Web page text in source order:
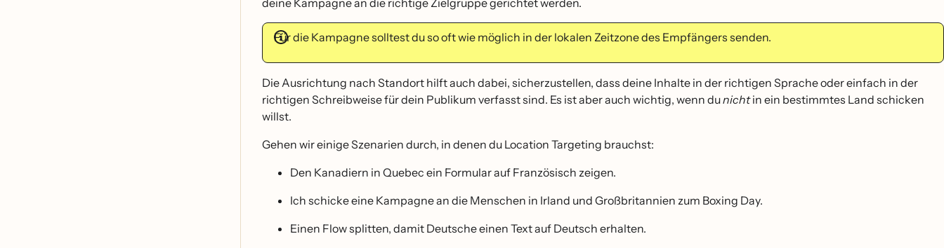
Für die Kampagne solltest du so oft wie möglich in der lokalen Zeitzone des Empfängers senden.
Die Ausrichtung nach Standort hilft auch dabei, sicherzustellen, dass deine Inhalte in der richtigen Sprache oder einfach in der
richtigen Schreibweise für dein Publikum verfasst sind. Es ist aber auch wichtig, wenn dunichtin ein bestimmtes Land schicken
willst.
Gehen wir einige Szenarien durch, in denen du Location Targeting brauchst:
Den Kanadiern in Quebec ein Formular auf Französisch zeigen.
Ich schicke eine Kampagne an die Menschen in Irland und Großbritannien zum Boxing Day.
Einen Flow splitten, damit Deutsche einen Text auf Deutsch erhalten.